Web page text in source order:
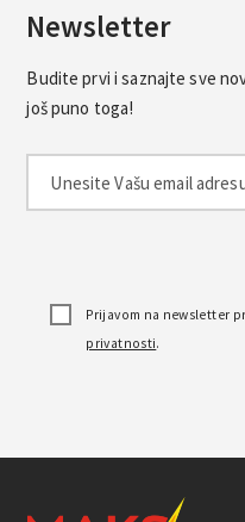
Newsletter
Budite prvi i saznajte sve
još puno toga!
Prijavom na newsletter
privatnosti.